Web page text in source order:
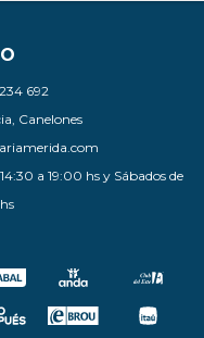
692
Canelones
a 19:00 hs y Sábados de